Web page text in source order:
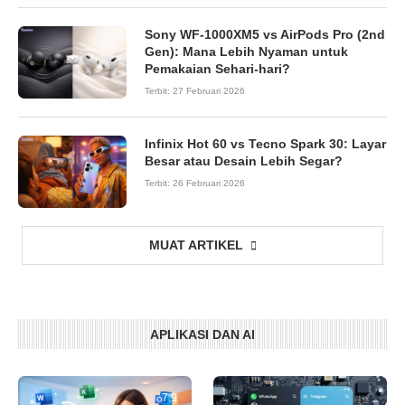
Sony WF-1000XM5 vs AirPods Pro (2nd
Gen): Mana Lebih Nyaman untuk
Pemakaian Sehari-hari?
Terbit: 27 Februari 2026
Infinix Hot 60 vs Tecno Spark 30: Layar
Besar atau Desain Lebih Segar?
Terbit: 26 Februari 2026
MUAT ARTIKEL
APLIKASI DAN AI
7.9